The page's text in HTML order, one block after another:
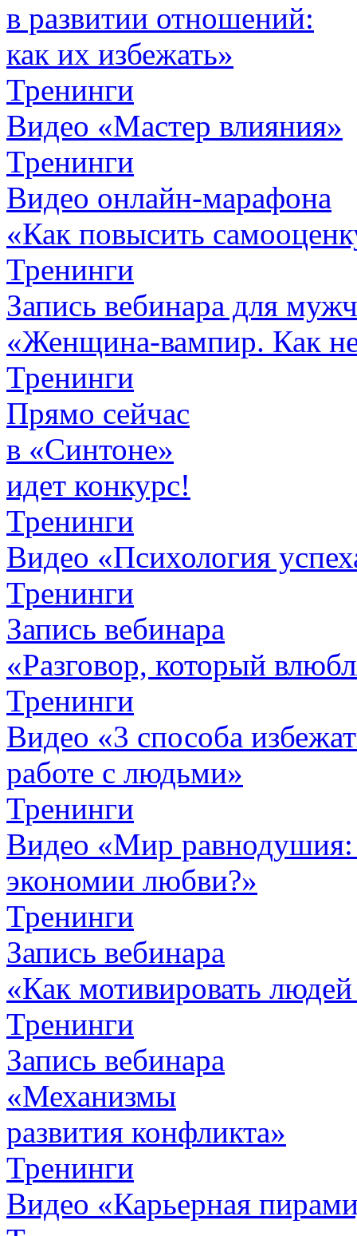
в развитии отношений:
как их избежать»
Тренинги
Видео «Мастер влияния»
Тренинги
Видео онлайн-марафона
«Как повысить
Тренинги
Запись вебинара для
«Женщина-вампир. Как не
Тренинги
Прямо сейчас
в «Синтоне»
идет конкурс!
Тренинги
Видео «Психология
Тренинги
Запись вебинара
«Разговор, который
Тренинги
Видео «3 способа
работе с людьми»
Тренинги
Видео «Мир равнодушия:
экономии любви?»
Тренинги
Запись вебинара
«Как мотивировать
Тренинги
Запись вебинара
«Механизмы
развития конфликта»
Тренинги
Видео «Карьерная